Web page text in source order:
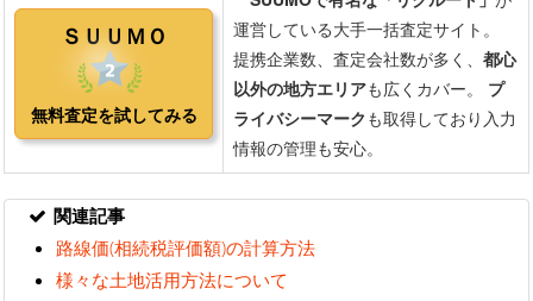
関連記事
路線価(相続税評価額)の計算方法
様々な土地活用方法について